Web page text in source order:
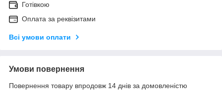
Готівкою
Оплата за реквізитами
Всі умови оплати
Умови повернення
Повернення товару впродовж 14 днів за домовленістю